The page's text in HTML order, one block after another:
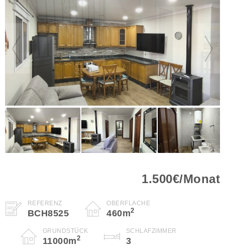
1.500€/Monat
REFERENZ
BCH8525
OBERFLÄCHE
460m2
GRUNDSTÜCK
11000m2
SCHLAFZIMMER
3